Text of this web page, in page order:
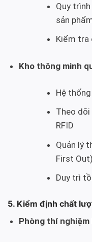
Quy
sản
Kiểm tra
Kho thông minh
Hệ
Theo dõi
RFID
Quản lý
First Out)
Duy trì
5. Kiểm định chất
Phòng thí nghiệm